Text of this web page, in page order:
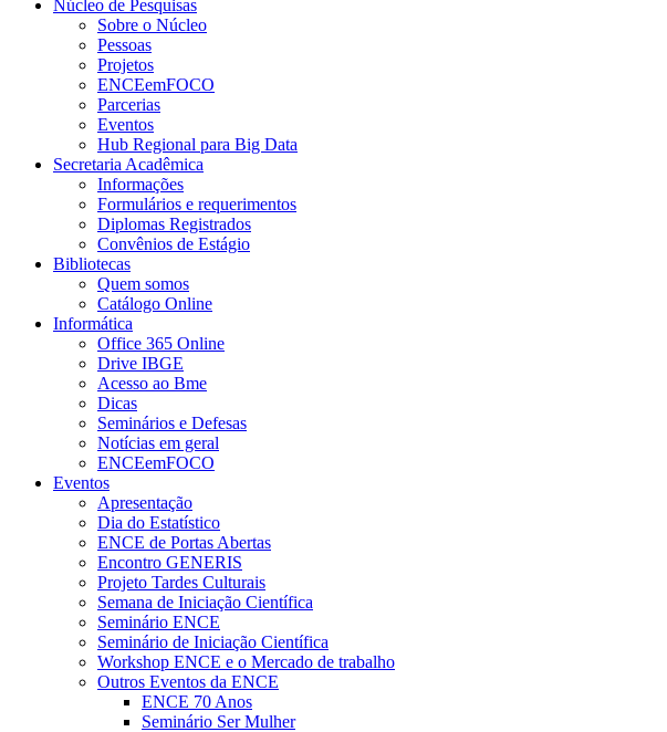
Núcleo de Pesquisas
Sobre o Núcleo
Pessoas
Projetos
ENCEemFOCO
Parcerias
Eventos
Hub Regional para Big Data
Secretaria Acadêmica
Informações
Formulários e requerimentos
Diplomas Registrados
Convênios de Estágio
Bibliotecas
Quem somos
Catálogo Online
Informática
Office 365 Online
Drive IBGE
Acesso ao Bme
Dicas
Seminários e Defesas
Notícias em geral
ENCEemFOCO
Eventos
Apresentação
Dia do Estatístico
ENCE de Portas Abertas
Encontro GENERIS
Projeto Tardes Culturais
Semana de Iniciação Científica
Seminário ENCE
Seminário de Iniciação Científica
Workshop ENCE e o Mercado de trabalho
Outros Eventos da ENCE
ENCE 70 Anos
Seminário Ser Mulher